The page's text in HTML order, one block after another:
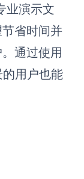
业演示文
省时间并
通过使用
用户也能